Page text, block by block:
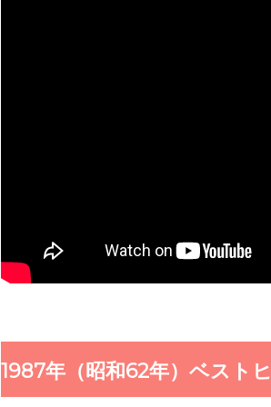
1987年（昭和62年）ベスト